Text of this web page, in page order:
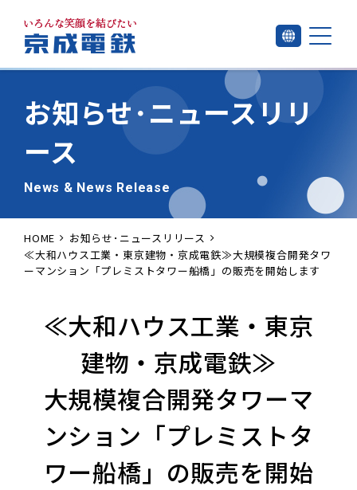
お知らせ･ニュースリリ
ース
News & News Release
HOME
お知らせ･ニュースリリース
≪大和ハウス工業・東京建物・京成電鉄≫大規模複合開発タワ
ーマンション「プレミストタワー船橋」の販売を開始します
≪大和ハウス工業・東京
建物・京成電鉄≫
大規模複合開発タワーマ
ンション「プレミストタ
ワー船橋」の販売を開始